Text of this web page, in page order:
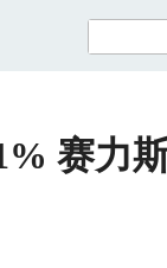
赛力